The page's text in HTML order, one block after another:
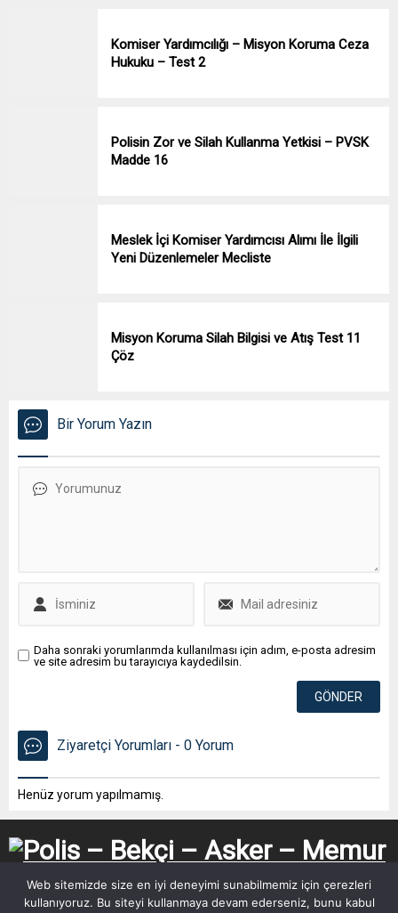
Komiser Yardımcılığı – Misyon Koruma Ceza
Hukuku – Test 2
Polisin Zor ve Silah Kullanma Yetkisi – PVSK
Madde 16
Meslek İçi Komiser Yardımcısı Alımı İle İlgili
Yeni Düzenlemeler Mecliste
Misyon Koruma Silah Bilgisi ve Atış Test 11
Çöz
Bir Yorum Yazın
Daha sonraki yorumlarımda kullanılması için adım, e-posta adresim
ve site adresim bu tarayıcıya kaydedilsin.
Ziyaretçi Yorumları - 0 Yorum
Henüz yorum yapılmamış.
Web sitemizde size en iyi deneyimi sunabilmemiz için çerezleri
kullanıyoruz. Bu siteyi kullanmaya devam ederseniz, bunu kabul